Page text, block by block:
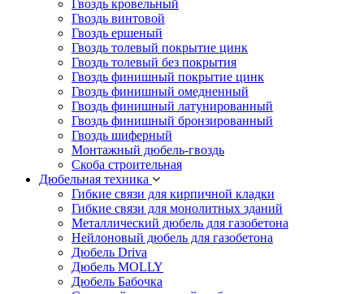
Гвоздь кровельный
Гвоздь винтовой
Гвоздь ершеный
Гвоздь толевый покрытие цинк
Гвоздь толевый без покрытия
Гвоздь финишный покрытие цинк
Гвоздь финишный омедненный
Гвоздь финишный латунированный
Гвоздь финишный бронзированный
Гвоздь шиферный
Монтажный дюбель-гвоздь
Скоба строительная
Дюбельная техника
Гибкие связи для кирпичной кладки
Гибкие связи для монолитных зданий
Металлический дюбель для газобетона
Нейлоновый дюбель для газобетона
Дюбель Driva
Дюбель MOLLY
Дюбель Бабочка